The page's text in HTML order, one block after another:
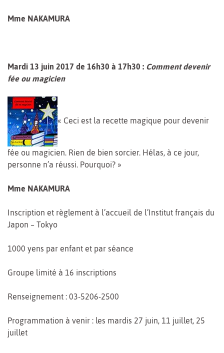
Mme NAKAMURA
Mardi 13 juin 2017 de 16h30 à 17h30 : Comment devenir
fée ou magicien
« Ceci est la recette magique pour devenir
fée ou magicien. Rien de bien sorcier. Hélas, à ce jour,
personne n’a réussi. Pourquoi? »
Mme NAKAMURA
Inscription et règlement à l’accueil de l’Institut français du
Japon – Tokyo
1000 yens par enfant et par séance
Groupe limité à 16 inscriptions
Renseignement : 03-5206-2500
Programmation à venir : les mardis 27 juin, 11 juillet, 25
juillet